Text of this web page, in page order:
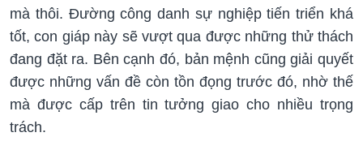
mà thôi. Đường công danh sự nghiệp tiến triển khá
tốt, con giáp này sẽ vượt qua được những thử thách
đang đặt ra. Bên cạnh đó, bản mệnh cũng giải quyết
được những vấn đề còn tồn đọng trước đó, nhờ thế
mà được cấp trên tin tưởng giao cho nhiều trọng
trách.